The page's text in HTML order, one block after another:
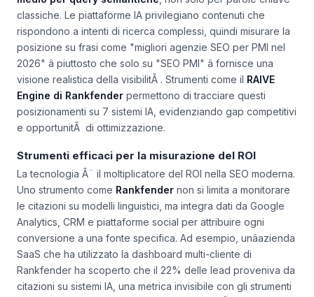
Un altro parametro imprescindibile Ã¨ il posizionamento
medio per query semantiche, non solo per parole chiave
classiche. Le piattaforme IA privilegiano contenuti che
rispondono a intenti di ricerca complessi, quindi misurare la
posizione su frasi come "migliori agenzie SEO per PMI nel
2026" â piuttosto che solo su "SEO PMI" â fornisce una
visione realistica della visibilitÃ . Strumenti come il RAIVE
Engine di Rankfenderpermettono di tracciare questi
e opportunitÃ di ottimizzazione.
Strumenti efficaci per la misurazione del ROI
La tecnologia Ã¨ il moltiplicatore del ROI nella SEO moderna.
Uno strumento comeRankfendernon si limita a monitorare
le citazioni su modelli linguistici, ma integra dati da Google
Analytics, CRM e piattaforme social per attribuire ogni
conversione a una fonte specifica. Ad esempio, unâazienda
SaaS che ha utilizzato la dashboard multi-cliente di